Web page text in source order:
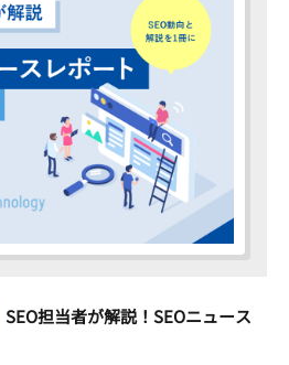
SEO担当者が解説！SEOニュース